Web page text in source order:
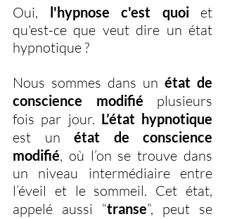
Oui, l'hypnose c'est quoi et
qu'est-ce que veut dire un état
hypnotique ?
Nous sommes dans un état de
conscience modifié plusieurs
fois par jour. L’état hypnotique
est un état de conscience
modifié, où l’on se trouve dans
un niveau intermédiaire entre
l’éveil et le sommeil. Cet état,
appelé aussi “transe”, peut se